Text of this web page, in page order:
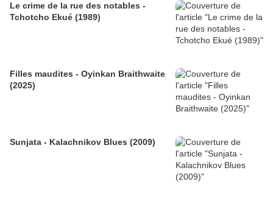
Le crime de la rue des notables -
Tchotcho Ekué (1989)
Filles maudites - Oyinkan Braithwaite
(2025)
Sunjata - Kalachnikov Blues (2009)